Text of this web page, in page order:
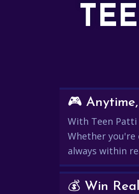
🎮
With Teen
Whether you're
always within